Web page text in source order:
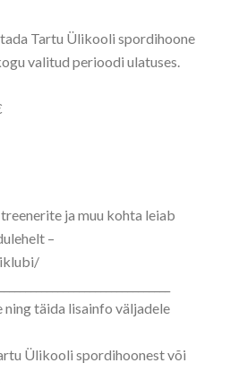
Tartu Ülikooli spordihoone
valitud perioodi ulatuses.
ja muu kohta leiab
–
täida lisainfo väljadele
Ülikooli spordihoonest või